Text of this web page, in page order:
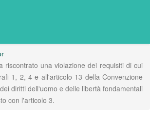
riscontrato una violazione dei requisiti di cui
1, 2, 4 e all'articolo 13 della Convenzione
diritti dell'uomo e delle libertà fondamentali
con l'articolo 3.